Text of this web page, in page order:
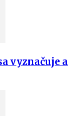
vyznačuje a